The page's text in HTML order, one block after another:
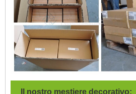
Il nostro mestiere decorativo: